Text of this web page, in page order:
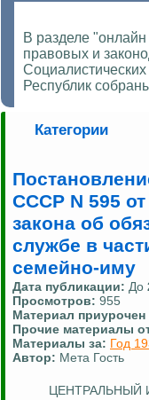
В разделе
правовых и
Социалистических
Республик
Категории
СССР N 595
закона об
службе в
семейно-иму
Дата публикации: До
Просмотров: 955
Материал приурочен
Прочие материалы
Материалы за: Год
Автор: Мета Гость
ЦЕНТРАЛЬНЫЙ